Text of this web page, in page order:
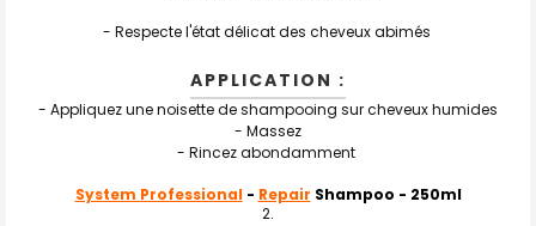
- Respecte l'état délicat des cheveux abimés
APPLICATION :
- Appliquez une noisette de shampooing sur cheveux humides
- Massez
- Rincez abondamment
System Professional- Repair Shampoo - 250ml